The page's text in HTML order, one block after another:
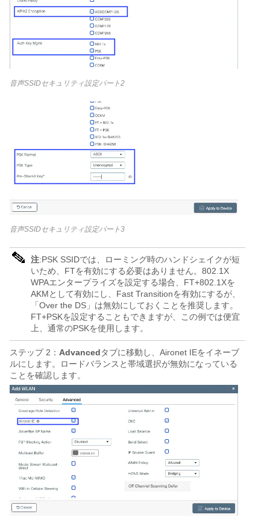
音声SSIDセキュリティ設定パート2
音声SSIDセキュリティ設定パート3
注:PSK SSIDでは、ローミング時のハンドシェイクが短
いため、FTを有効にする必要はありません。802.1X
WPAエンタープライズを設定する場合、FT+802.1Xを
AKMとして有効にし、Fast Transitionを有効にするが、
「Over the DS」は無効にしておくことを推奨します。
FT+PSKを設定することもできますが、この例では便宜
上、通常のPSKを使用します。
ステップ 2： Advancedタブに移動し、Aironet IEをイネーブ
ルにします。ロードバランスと帯域選択が無効になっている
ことを確認します。